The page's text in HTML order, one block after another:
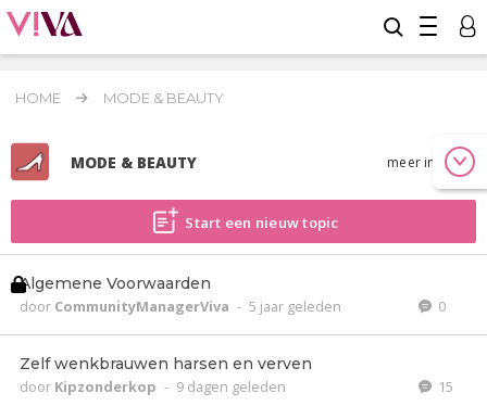
HOME MODE & BEAUTY
MODE & BEAUTY meer info
Start een nieuw topic
Algemene Voorwaarden
door CommunityManagerViva - 5 jaar geleden 0
Zelf wenkbrauwen harsen en verven
door Kipzonderkop - 9 dagen geleden 15